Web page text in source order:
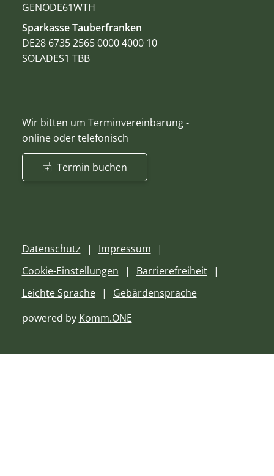
GENODE61WTH
Sparkasse Tauberfranken
DE28 6735 2565 0000 4000 10
SOLADES1 TBB
Wir bitten um Terminvereinbarung -
online oder telefonisch
Termin buchen
Datenschutz
Impressum
Cookie-Einstellungen
Barrierefreiheit
Leichte Sprache
Gebärdensprache
powered by Komm.ONE